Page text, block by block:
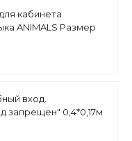
кабинета
ANIMALS Размер
вход.
запрещен" 0,4*0,17м